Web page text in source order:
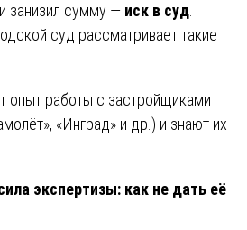
занизил сумму — иск в суд.
суд рассматривает такие
опыт работы с застройщиками
«Инград» и др.) и знают их
экспертизы: как не дать её